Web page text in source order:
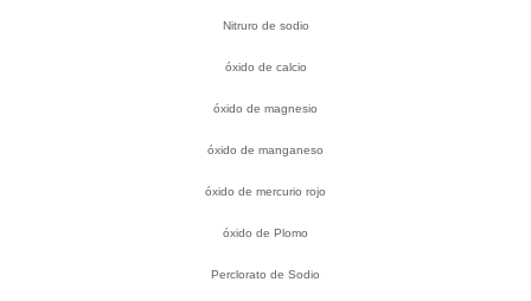
Nitruro de sodio
óxido de calcio
óxido de magnesio
óxido de manganeso
óxido de mercurio rojo
óxido de Plomo
Perclorato de Sodio